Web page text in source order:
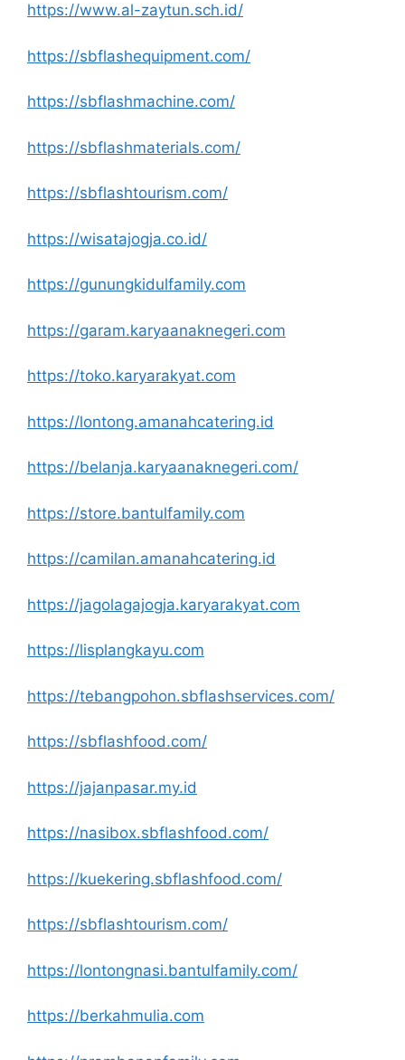
https://www.al-zaytun.sch.id/
https://sbflashequipment.com/
https://sbflashmachine.com/
https://sbflashmaterials.com/
https://sbflashtourism.com/
https://wisatajogja.co.id/
https://gunungkidulfamily.com
https://garam.karyaanaknegeri.com
https://toko.karyarakyat.com
https://lontong.amanahcatering.id
https://belanja.karyaanaknegeri.com/
https://store.bantulfamily.com
https://camilan.amanahcatering.id
https://jagolagajogja.karyarakyat.com
https://lisplangkayu.com
https://tebangpohon.sbflashservices.com/
https://sbflashfood.com/
https://jajanpasar.my.id
https://nasibox.sbflashfood.com/
https://kuekering.sbflashfood.com/
https://sbflashtourism.com/
https://lontongnasi.bantulfamily.com/
https://berkahmulia.com